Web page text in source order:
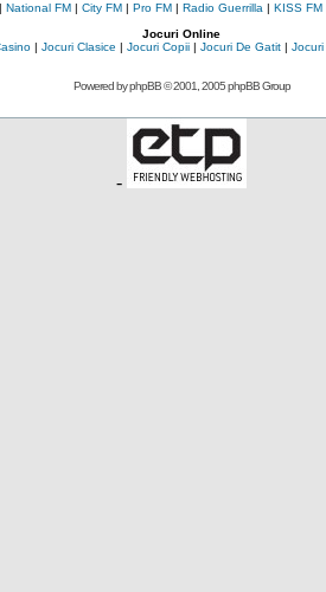
National FM| City FM| Pro FM| Radio Guerrilla | KISS FM
Jocuri Online
| Jocuri Clasice | Jocuri Copii| Jocuri De Gatit| Jocuri
Powered byphpBB© 2001, 2005 phpBB Group
-